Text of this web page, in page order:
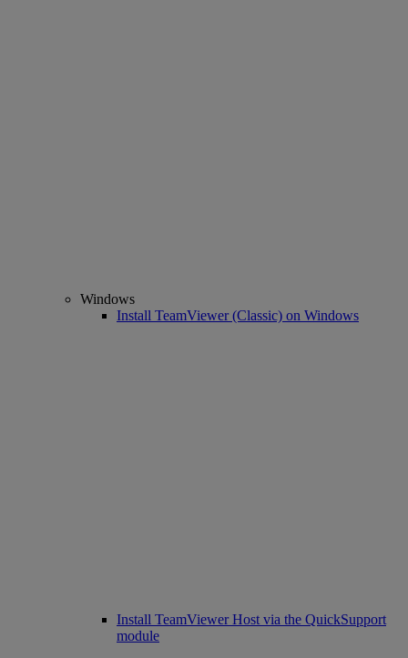
Windows
Install TeamViewer (Classic) on Windows
Install TeamViewer Host via the QuickSupport
module